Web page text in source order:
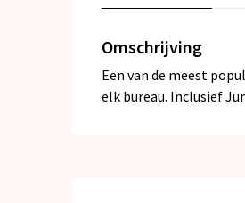
Omschrijving
Een van de meest
elk bureau. Inclusief